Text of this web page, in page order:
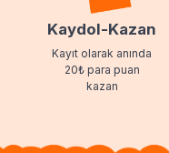
Kaydol-Kazan
Kayıt olarak anında
20₺ para puan
kazan